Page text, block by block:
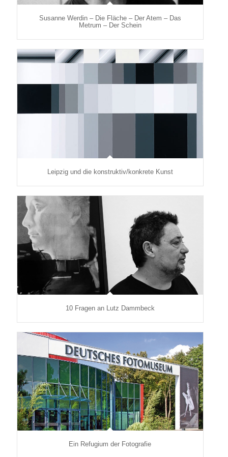
Susanne Werdin – Die Fläche – Der Atem – Das
Metrum – Der Schein
Leipzig und die konstruktiv/konkrete Kunst
10 Fragen an Lutz Dammbeck
Ein Refugium der Fotografie